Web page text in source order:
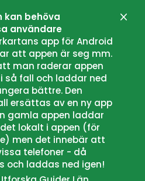
kan behöva
användare
app för Android
att appen är seg mm.
man raderar appen
så fall och laddar ned
bättre. Den
ersättas av en ny app
gamla appen laddar
lokalt i appen (för
men det innebär att
telefoner - då
och laddas ned igen!